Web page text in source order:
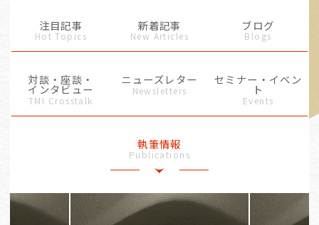
注目記事
Hot Topics
新着記事
New Articles
ブログ
Blogs
対談・座談・
インタビュー
TMI Crosstalk
ニューズレター
Newsletters
セミナー・イベン
ト
Events
執筆情報
Publications